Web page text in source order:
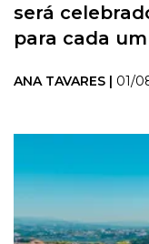
será
para cada
ANA TAVARES | 01/